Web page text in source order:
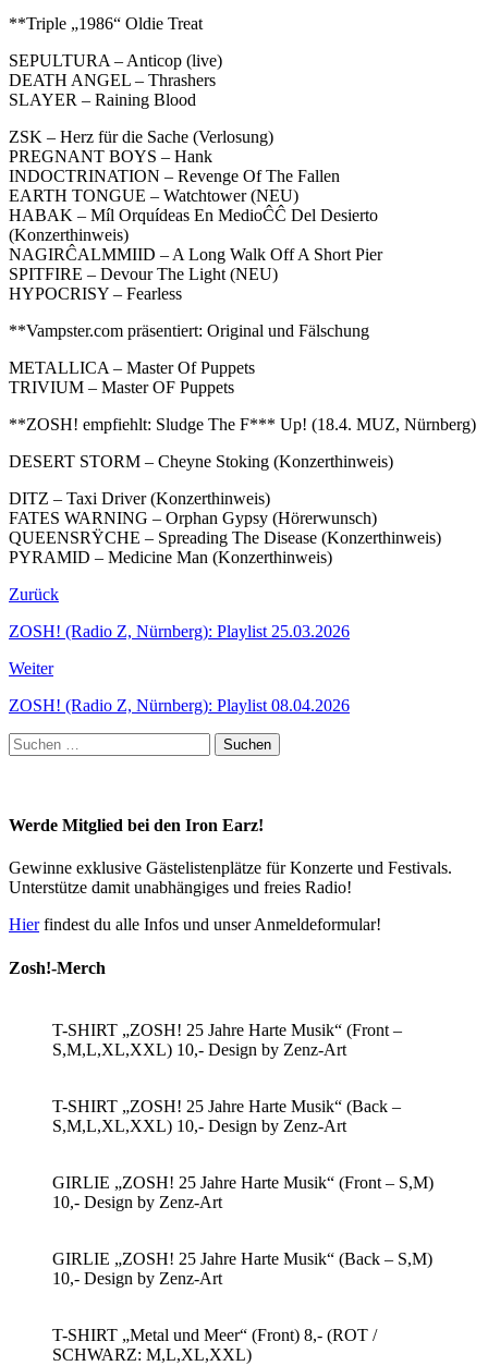
**Triple „1986“ Oldie Treat
SEPULTURA – Anticop (live)
DEATH ANGEL – Thrashers
SLAYER – Raining Blood
ZSK – Herz für die Sache (Verlosung)
PREGNANT BOYS – Hank
INDOCTRINATION – Revenge Of The Fallen
EARTH TONGUE – Watchtower (NEU)
HABAK – Míl Orquídeas En MedioĈĈ Del Desierto
(Konzerthinweis)
NAGIRĈALMMIID – A Long Walk Off A Short Pier
SPITFIRE – Devour The Light (NEU)
HYPOCRISY – Fearless
**Vampster.com präsentiert: Original und Fälschung
METALLICA – Master Of Puppets
TRIVIUM – Master OF Puppets
**ZOSH! empfiehlt: Sludge The F*** Up! (18.4. MUZ, Nürnberg)
DESERT STORM – Cheyne Stoking (Konzerthinweis)
DITZ – Taxi Driver (Konzerthinweis)
FATES WARNING – Orphan Gypsy (Hörerwunsch)
QUEENSRŸCHE – Spreading The Disease (Konzerthinweis)
PYRAMID – Medicine Man (Konzerthinweis)
Zurück
ZOSH! (Radio Z, Nürnberg): Playlist 25.03.2026
Weiter
ZOSH! (Radio Z, Nürnberg): Playlist 08.04.2026
Suchen
nach:
Werde Mitglied bei den Iron Earz!
Gewinne exklusive Gästelistenplätze für Konzerte und Festivals.
Unterstütze damit unabhängiges und freies Radio!
Hierfindest du alle Infos und unser Anmeldeformular!
Zosh!-Merch
T-SHIRT „ZOSH! 25 Jahre Harte Musik“ (Front –
S,M,L,XL,XXL) 10,- Design by Zenz-Art
T-SHIRT „ZOSH! 25 Jahre Harte Musik“ (Back –
S,M,L,XL,XXL) 10,- Design by Zenz-Art
GIRLIE „ZOSH! 25 Jahre Harte Musik“ (Front – S,M)
10,- Design by Zenz-Art
GIRLIE „ZOSH! 25 Jahre Harte Musik“ (Back – S,M)
10,- Design by Zenz-Art
T-SHIRT „Metal und Meer“ (Front) 8,- (ROT /
SCHWARZ: M,L,XL,XXL)